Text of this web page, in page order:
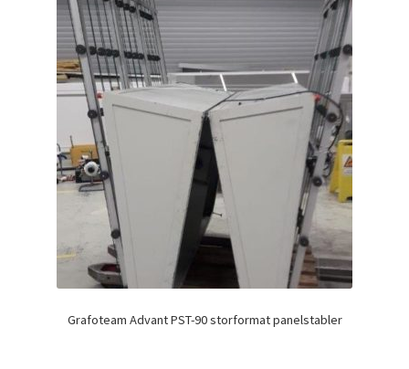
Grafoteam Advant PST-90 storformat panelstabler